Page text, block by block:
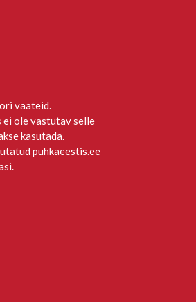
vaateid.
ei ole vastutav selle
kasutada.
puhkaeestis.ee